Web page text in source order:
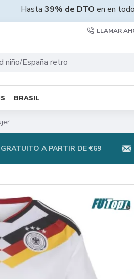
Hasta 39% de DTO en en
LLAMAR
BRASIL
A PARTIR DE €69